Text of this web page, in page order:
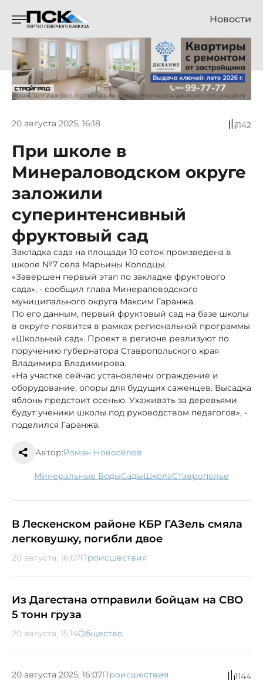
Новости
20 августа 2025, 16:18 1142
При школе в
Минераловодском округе
заложили
суперинтенсивный
фруктовый сад
Закладка сада на площади 10 соток произведена в
школе №7 села Марьины Колодцы.
«Завершен первый этап по закладке фруктового
сада», - сообщил глава Минераловодского
муниципального округа Максим Гаранжа.
По его данным, первый фруктовый сад на базе школы
в округе появится в рамках региональной программы
«Школьный сад». Проект в регионе реализуют по
поручению губернатора Ставропольского края
Владимира Владимирова.
«На участке сейчас установлены ограждение и
оборудование, опоры для будущих саженцев. Высадка
яблонь предстоит осенью. Ухаживать за деревьями
будут ученики школы под руководством педагогов», -
поделился Гаранжа.
Автор:Роман Новоселов
Минеральные Воды сады школа Ставрополье
В Лескенском районе КБР ГАЗель смяла
легковушку, погибли двое
20 августа, 16:07Происшествия
Из Дагестана отправили бойцам на СВО
5 тонн груза
20 августа, 15:14Общество
20 августа 2025, 16:07Происшествия 1144